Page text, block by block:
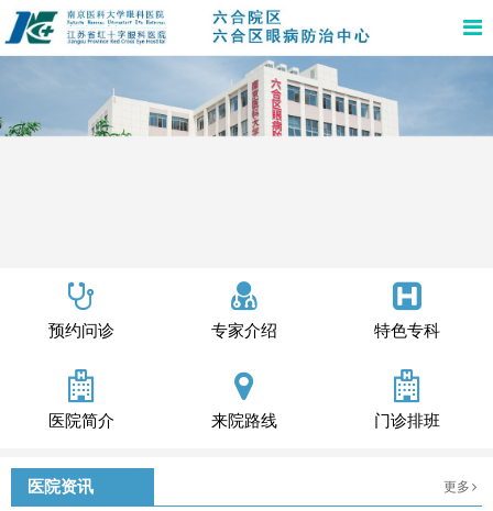
预约问诊 专家介绍 特色专科
医院简介 来院路线 门诊排班
医院资讯 更多